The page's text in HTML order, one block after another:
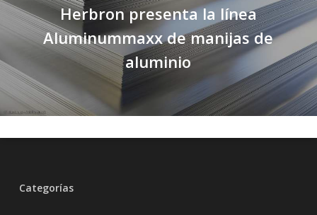
Herbron presenta la línea
Aluminummaxx de manijas de
aluminio
Categorías